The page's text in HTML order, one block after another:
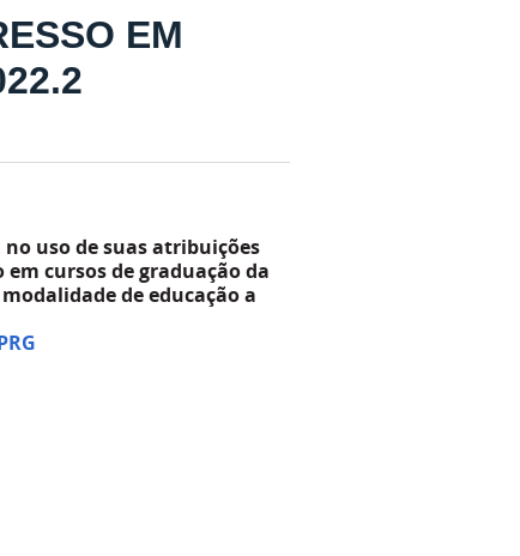
EM
uso de suas atribuições
cursos de graduação da
de educação a